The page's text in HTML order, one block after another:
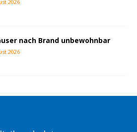
2026
nach Brand unbewohnbar
2026